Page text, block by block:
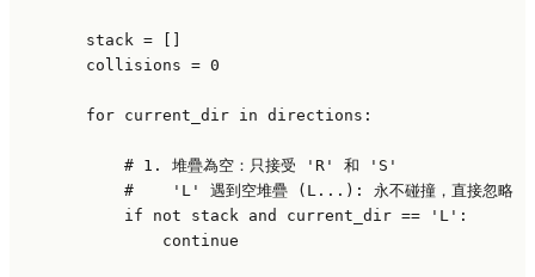
        stack = []
        collisions =
0
for current_dir in directions:
# 1. 堆疊為空：只接受 'R' 和 'S'
#    'L' 遇到空堆疊 (L...): 永不碰撞，直接忽略
if
not stack and current_dir == 'L' :
continue